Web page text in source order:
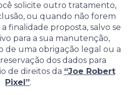
solicite outro tratamento,
ou quando não forem
a finalidade proposta, salvo se
para a sua manutenção,
de uma obrigação legal ou a
dos dados para
de direitos da “Joe Robert
Pixel”.